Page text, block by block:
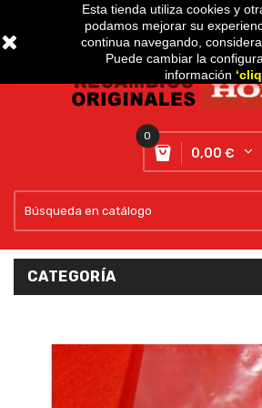
Setting expand_more
0
0,00 €
CATEGORÍA
Esta tienda utiliza cookies y
podamos mejorar su
continua navegando,
Puede cambiar la
información ‘